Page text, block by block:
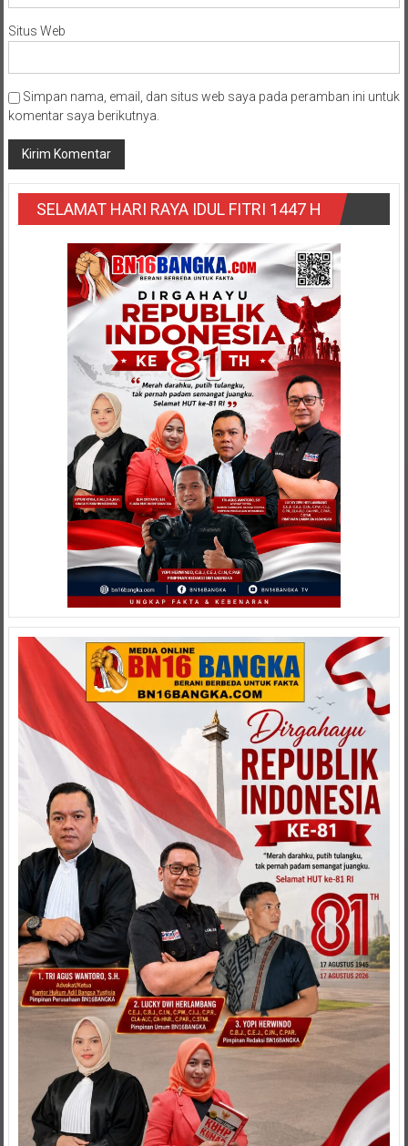
Situs Web
Simpan nama, email, dan situs web saya pada peramban ini untuk
komentar saya berikutnya.
SELAMAT HARI RAYA IDUL FITRI 1447 H